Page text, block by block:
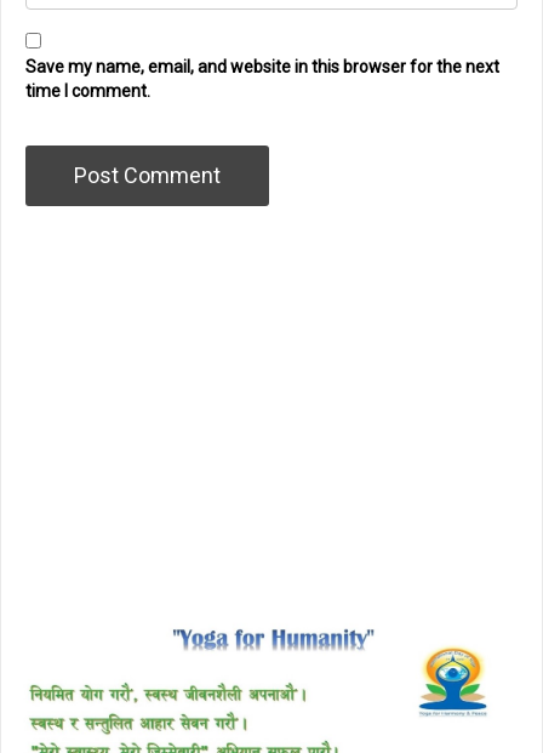
Save my name, email, and website in this browser for the next
time I comment.